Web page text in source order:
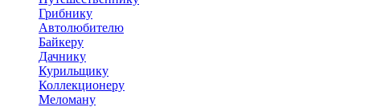
Грибнику
Автолюбителю
Байкеру
Дачнику
Курильщику
Коллекционеру
Меломану